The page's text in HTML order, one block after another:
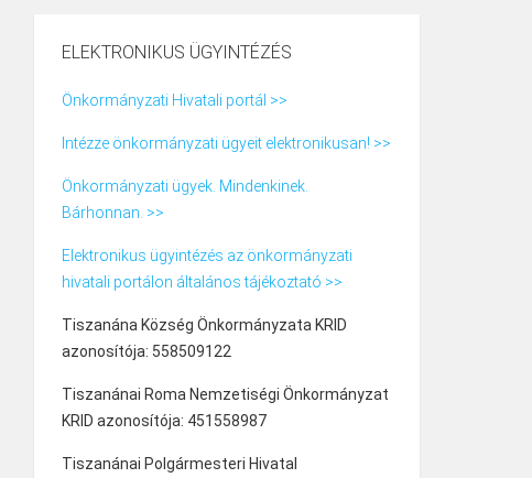
ELEKTRONIKUS ÜGYINTÉZÉS
Önkormányzati Hivatali portál >>
Intézze önkormányzati ügyeit elektronikusan! >>
Önkormányzati ügyek. Mindenkinek.
Bárhonnan. >>
Elektronikus ügyintézés az önkormányzati
hivatali portálon általános tájékoztató >>
Tiszanána Község Önkormányzata KRID
azonosítója: 558509122
Tiszanánai Roma Nemzetiségi Önkormányzat
KRID azonosítója: 451558987
Tiszanánai Polgármesteri Hivatal